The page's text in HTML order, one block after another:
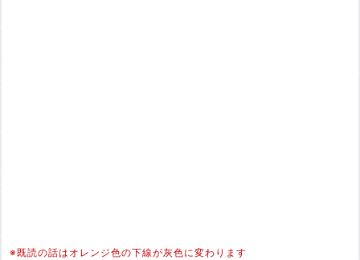
※既読の話はオレンジ色の下線が灰色に変わります